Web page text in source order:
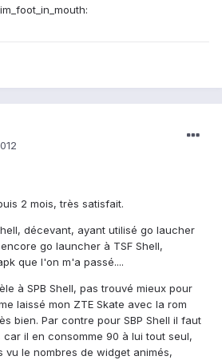
2 mois, très satisfait.
décevant, ayant utilisé go laucher
go launcher à TSF Shell,
que l'on m'a passé....
à SPB Shell, pas trouvé mieux pour
laissé mon ZTE Skate avec la rom
bien. Par contre pour SBP Shell il faut
car il en consomme 90 à lui tout seul,
vu le nombres de widget animés,